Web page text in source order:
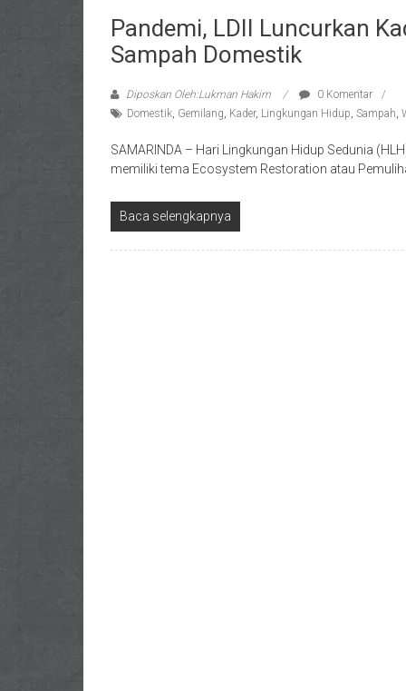
Pandemi, LDII Luncurkan
Sampah Domestik
Diposkan Oleh:Lukman Hakim
0 Komentar
Domestik Gemilang Kader, Lingkungan Hidup Sampah
SAMARINDA – Hari Lingkungan Hidup Sedunia
memiliki tema Ecosystem Restoration atau
Baca selengkapnya